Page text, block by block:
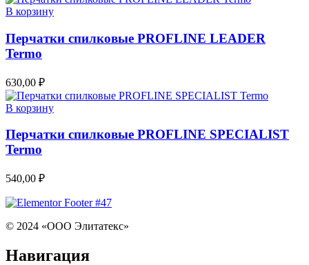
В корзину
Перчатки спилковые PROFLINE LEADER
Termo
630,00 ₽
В корзину
Перчатки спилковые PROFLINE SPECIALIST
Termo
540,00 ₽
© 2024 «ООО Элитатекс»
Навигация